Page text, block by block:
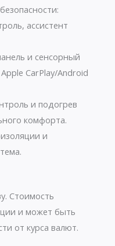
ассистент
и сенсорный
CarPlay/Android
и подогрев
комфорта.
и
Стоимость
и может быть
от курса валют.